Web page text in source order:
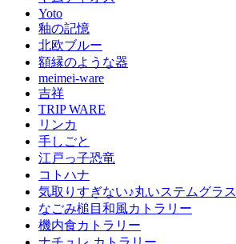
Yoto
釉の記憶
北欧ブルー
額縁のような器
meimei-ware
吉祥
TRIP WARE
リンカ
手しごと
江戸っ子恐竜
コトハナ
気取りすぎない♪丸いステムグラス
なごみ槌目和風カトラリー
機内食カトラリー